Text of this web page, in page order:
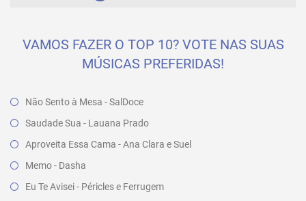
VAMOS FAZER O TOP 10? VOTE NAS SUAS
MÚSICAS PREFERIDAS!
Não Sento à Mesa - SalDoce
Saudade Sua - Lauana Prado
Aproveita Essa Cama - Ana Clara e Suel
Memo - Dasha
Eu Te Avisei - Péricles e Ferrugem